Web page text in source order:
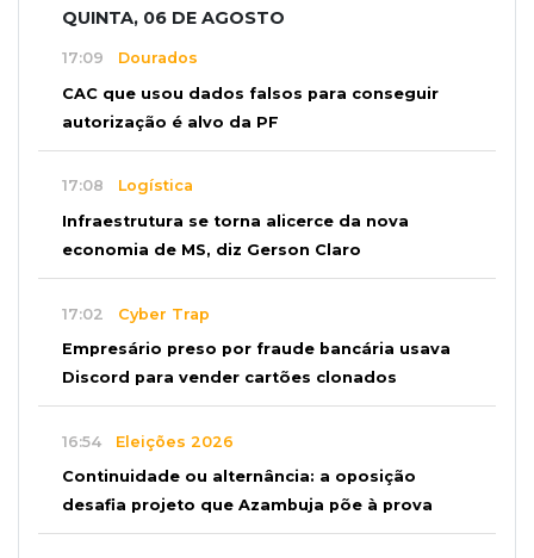
QUINTA, 06 DE AGOSTO
17:09 Dourados
CAC que usou dados falsos para conseguir
autorização é alvo da PF
17:08 Logística
Infraestrutura se torna alicerce da nova
economia de MS, diz Gerson Claro
17:02 Cyber Trap
Empresário preso por fraude bancária usava
Discord para vender cartões clonados
16:54 Eleições 2026
Continuidade ou alternância: a oposição
desafia projeto que Azambuja põe à prova